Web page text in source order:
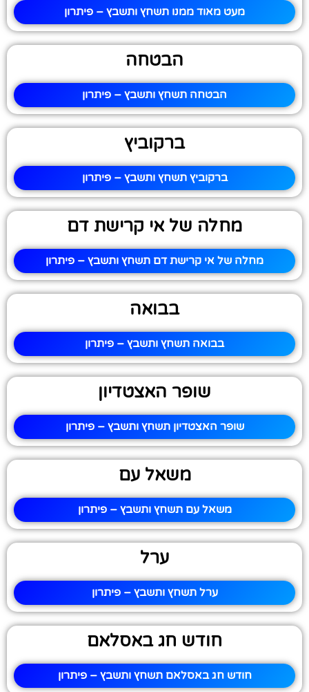
מעט מאוד ממנו תשחץ ותשבץ – פיתרון
הבטחה
הבטחה תשחץ ותשבץ – פיתרון
ברקוביץ
ברקוביץ תשחץ ותשבץ – פיתרון
מחלה של אי קרישת דם
מחלה של אי קרישת דם תשחץ ותשבץ – פיתרון
בבואה
בבואה תשחץ ותשבץ – פיתרון
שופר האצטדיון
שופר האצטדיון תשחץ ותשבץ – פיתרון
משאל עם
משאל עם תשחץ ותשבץ – פיתרון
ערל
ערל תשחץ ותשבץ – פיתרון
חודש חג באסלאם
חודש חג באסלאם תשחץ ותשבץ – פיתרון